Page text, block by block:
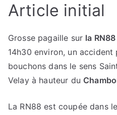
Article initial
Grosse pagaille sur la RN88
14h30 environ, un
bouchons dans le sens
Velay à hauteur du
La RN88 est coupée dans